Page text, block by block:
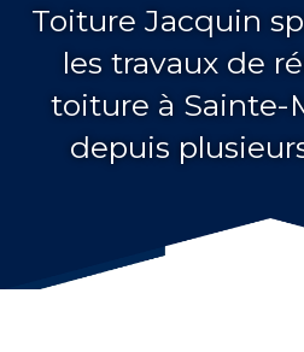
Toiture Jacquin
les travaux de
toiture à Sainte-
depuis